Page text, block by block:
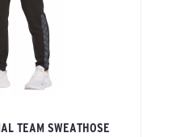
TEAM SWEATHOSE